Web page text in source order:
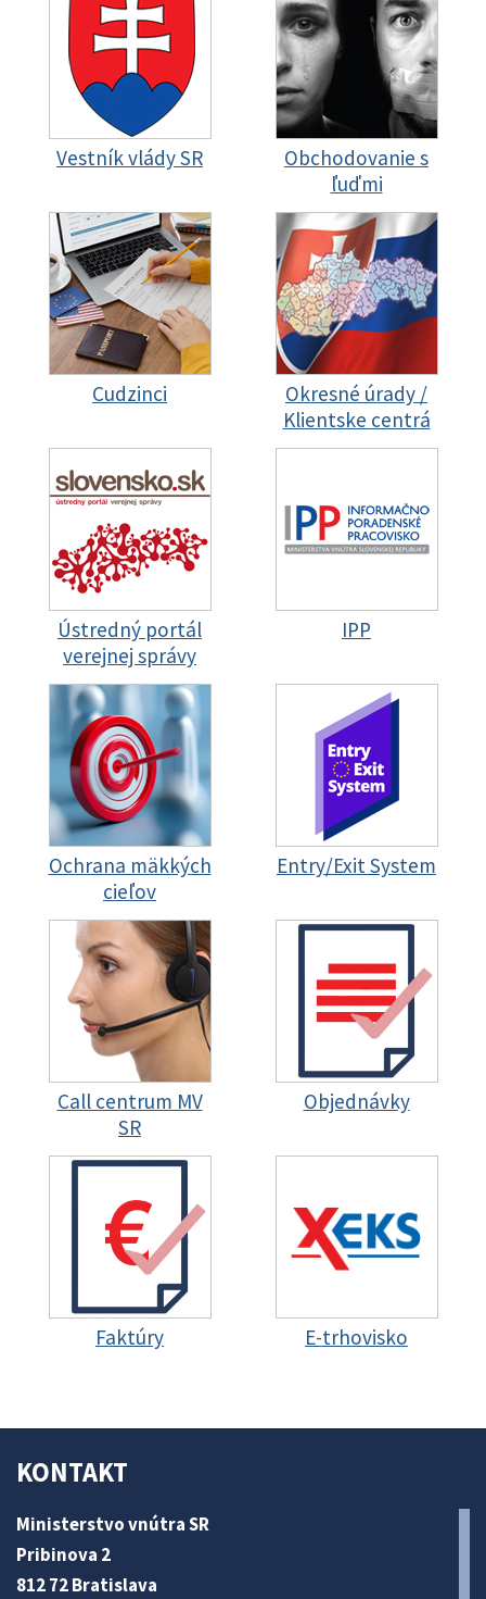
Vestník vlády SR
Obchodovanie s
ľuďmi
Cudzinci
Okresné úrady /
Klientske centrá
Ústredný portál
verejnej správy
IPP
Ochrana mäkkých
cieľov
Entry/Exit System
Call centrum MV
SR
Objednávky
Faktúry E-trhovisko
KONTAKT
Ministerstvo vnútra SR
Pribinova 2
812 72 Bratislava